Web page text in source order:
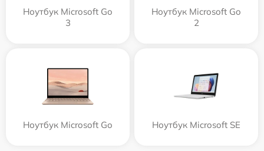
Ноутбук Microsoft Go
3
Ноутбук Microsoft Go
2
Ноутбук Microsoft Go Ноутбук Microsoft SE